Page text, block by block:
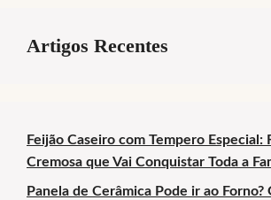
Artigos Recentes
Feijão Caseiro com Tempero Especial:
Cremosa que Vai Conquistar Toda a
Panela de Cerâmica Pode ir ao